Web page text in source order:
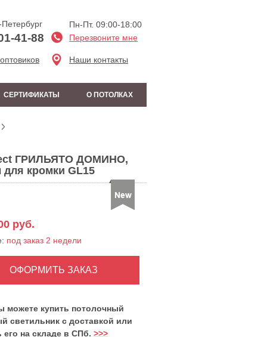
Пн-Пт. 09:00-18:00
Перезвоните мне
Наши контакты
41-88
СЕРТИФИКАТЫ О ПОТОЛКАХ
ГРИЛЬЯТО ДОМИНО,
для кромки GL15
руб.
под заказ 2 недели
можете купить потолочный
светильник с доставкой или
его на складе в СПб. >>>